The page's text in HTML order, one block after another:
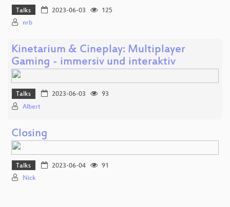
Talks 2023-06-03
125
nrb
Kinetarium & Cineplay: Multiplayer
Gaming - immersiv und interaktiv
Talks 2023-06-03
93
Albert
Closing
Talks 2023-06-04
91
Nick